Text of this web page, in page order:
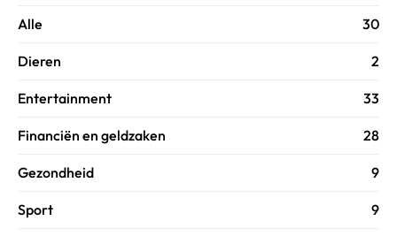
Alle 30
Dieren 2
Entertainment 33
Financiën en geldzaken 28
Gezondheid 9
Sport 9